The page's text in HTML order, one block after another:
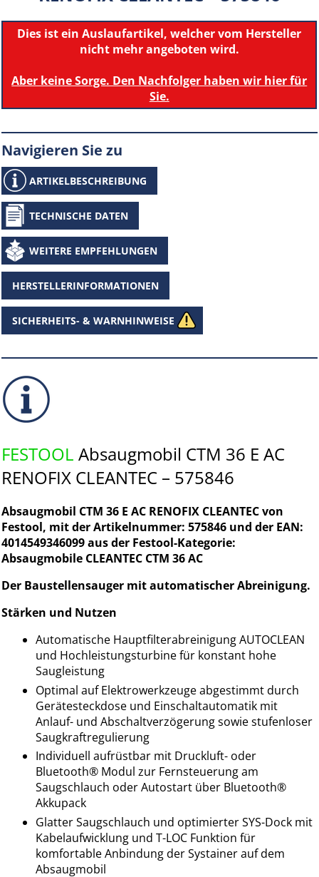
Dies ist ein Auslaufartikel, welcher vom Hersteller
nicht mehr angeboten wird.
Aber keine Sorge. Den Nachfolger haben wir hier für
Sie.
Navigieren Sie zu
ARTIKELBESCHREIBUNG
TECHNISCHE DATEN
WEITERE EMPFEHLUNGEN
HERSTELLERINFORMATIONEN
SICHERHEITS- & WARNHINWEISE
FESTOOL Absaugmobil CTM 36 E AC
RENOFIX CLEANTEC – 575846
Absaugmobil CTM 36 E AC RENOFIX CLEANTEC von
Festool, mit der Artikelnummer: 575846 und der EAN:
4014549346099 aus der Festool-Kategorie:
Absaugmobile CLEANTEC CTM 36 AC
Der Baustellensauger mit automatischer Abreinigung.
Stärken und Nutzen
Automatische Hauptfilterabreinigung AUTOCLEAN
und Hochleistungsturbine für konstant hohe
Saugleistung
Optimal auf Elektrowerkzeuge abgestimmt durch
Gerätesteckdose und Einschaltautomatik mit
Anlauf- und Abschaltverzögerung sowie stufenloser
Saugkraftregulierung
Individuell aufrüstbar mit Druckluft- oder
Bluetooth® Modul zur Fernsteuerung am
Saugschlauch oder Autostart über Bluetooth®
Akkupack
Glatter Saugschlauch und optimierter SYS-Dock mit
Kabelaufwicklung und T-LOC Funktion für
komfortable Anbindung der Systainer auf dem
Absaugmobil